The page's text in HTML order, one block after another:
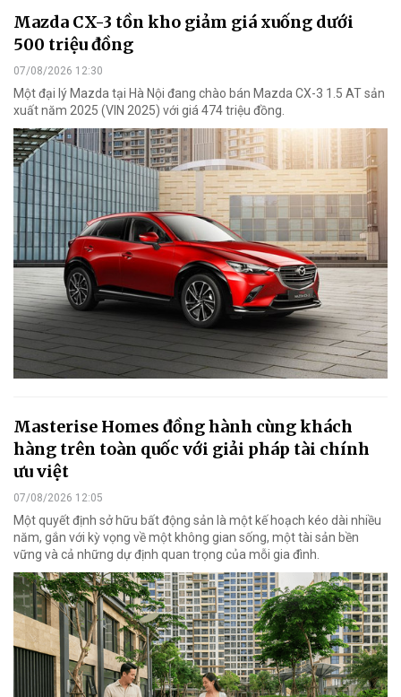
Mazda CX-3 tồn kho giảm giá xuống dưới
500 triệu đồng
07/08/2026 12:30
Một đại lý Mazda tại Hà Nội đang chào bán Mazda CX-3 1.5 AT sản
xuất năm 2025 (VIN 2025) với giá 474 triệu đồng.
Masterise Homes đồng hành cùng khách
hàng trên toàn quốc với giải pháp tài chính
ưu việt
07/08/2026 12:05
Một quyết định sở hữu bất động sản là một kế hoạch kéo dài nhiều
năm, gắn với kỳ vọng về một không gian sống, một tài sản bền
vững và cả những dự định quan trọng của mỗi gia đình.